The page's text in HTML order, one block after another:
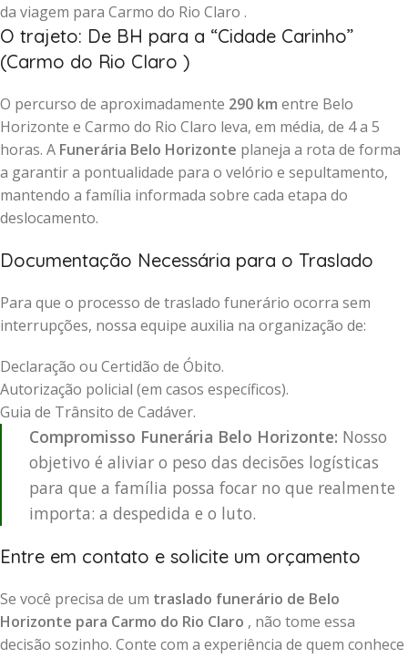
da viagem para Carmo do Rio Claro .
O trajeto: De BH para a “Cidade Carinho”
(Carmo do Rio Claro )
O percurso de aproximadamente 290 km entre Belo
Horizonte e Carmo do Rio Claro leva, em média, de 4 a 5
horas. A Funerária Belo Horizonte planeja a rota de forma
a garantir a pontualidade para o velório e sepultamento,
mantendo a família informada sobre cada etapa do
deslocamento.
Documentação Necessária para o Traslado
Para que o processo de traslado funerário ocorra sem
interrupções, nossa equipe auxilia na organização de:
Declaração ou Certidão de Óbito.
Autorização policial (em casos específicos).
Guia de Trânsito de Cadáver.
Compromisso Funerária Belo Horizonte: Nosso
objetivo é aliviar o peso das decisões logísticas
para que a família possa focar no que realmente
importa: a despedida e o luto.
Entre em contato e solicite um orçamento
Se você precisa de um traslado funerário de Belo
Horizonte para Carmo do Rio Claro , não tome essa
decisão sozinho. Conte com a experiência de quem conhece